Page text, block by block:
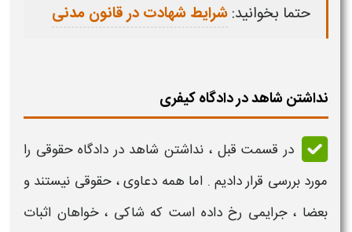
حتما بخوانید:شرایط شهادت در قانون مدنی
نداشتن شاهد در دادگاه کیفری
در قسمت قبل ،نداشتن شاهد در دادگاه حقوقی را
مورد بررسی قرار دادیم . اما همه دعاوی ،حقوقی نیستند و
بعضا ، جرایمی رخ داده است که شاکی ، خواهان اثبات